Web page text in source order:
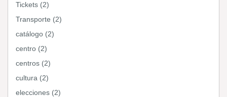
Tickets (2)
Transporte (2)
catálogo (2)
centro (2)
centros (2)
cultura (2)
elecciones (2)